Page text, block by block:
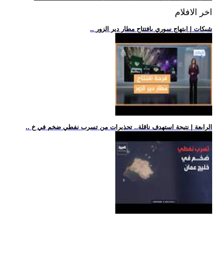
اخر الافلام
.. شبكات | ابتهاج سوري بافتتاح مطار دير الزور
.. الرابعة | نتيجة استهدف ناقلة.. تحذيرات من تسرب نفطي ضخم في خ